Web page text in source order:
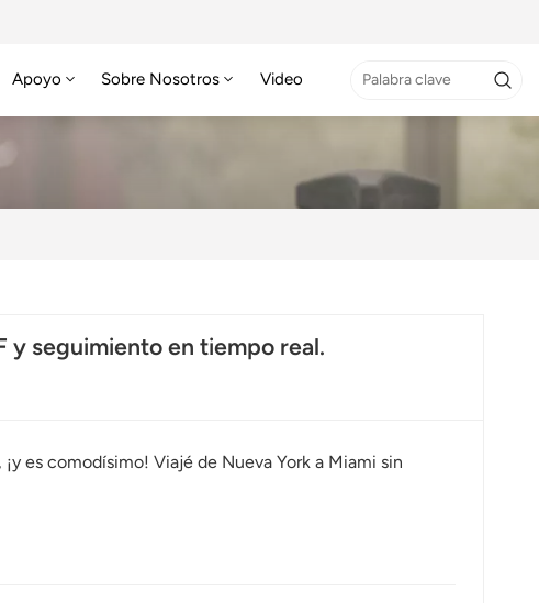
Apoyo Sobre Nosotros Video
y seguimiento en tiempo real.
es comodísimo! Viajé de Nueva York a Miami sin